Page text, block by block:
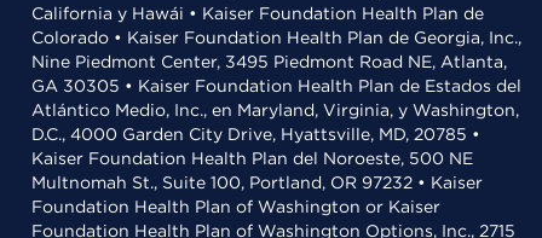
California y Hawái • Kaiser Foundation Health Plan de
Colorado • Kaiser Foundation Health Plan de Georgia, Inc.,
Nine Piedmont Center, 3495 Piedmont Road NE, Atlanta,
GA 30305 • Kaiser Foundation Health Plan de Estados del
Atlántico Medio, Inc., en Maryland, Virginia, y Washington,
D.C., 4000 Garden City Drive, Hyattsville, MD, 20785 •
Kaiser Foundation Health Plan del Noroeste, 500 NE
Multnomah St., Suite 100, Portland, OR 97232 • Kaiser
Foundation Health Plan of Washington or Kaiser
Foundation Health Plan of Washington Options, Inc., 2715